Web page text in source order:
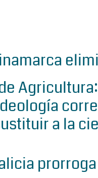
Agricultura:
a la